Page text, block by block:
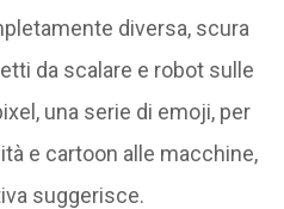
diversa, scura
da scalare e robot sulle
una serie di emoji, per
e cartoon alle macchine,
suggerisce.